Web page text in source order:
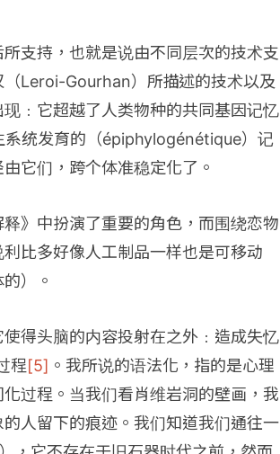
支持，也就是说由不同层次的技术支
Leroi-Gourhan）所描述的技术以及
﹕它超越了人类物种的共同基因记忆
统发育的（épiphylogénétique）记
它们，跨个体准稳定化了。
》中扮演了重要的角色，而围绕恋物
比多好像人工制品一样也是可移动
）。
得头脑的内容投射在之外﹕造成失忆
程[5] 。我所说的语法化，指的是心理
过程。当我们看肖维岩洞的壁画，我
人留下的痕迹。我们知道我们通往一